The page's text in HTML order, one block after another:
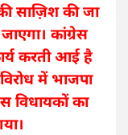
साज़िश की जा
कांग्रेस
करती आई है
में भाजपा
विधायकों का